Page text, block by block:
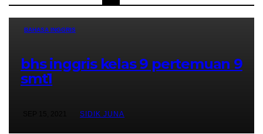
BAHASA INGGRIS
bhs inggris kelas 9 pertemuan 9
smt1
SIDIK JUNA